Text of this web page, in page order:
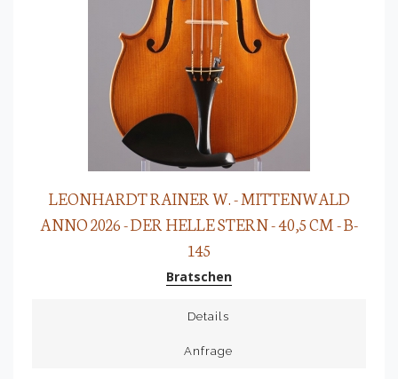
LEONHARDT RAINER W. - MITTENWALD
ANNO 2026 - DER HELLE STERN - 40,5 CM - B-
145
Bratschen
Details
Anfrage